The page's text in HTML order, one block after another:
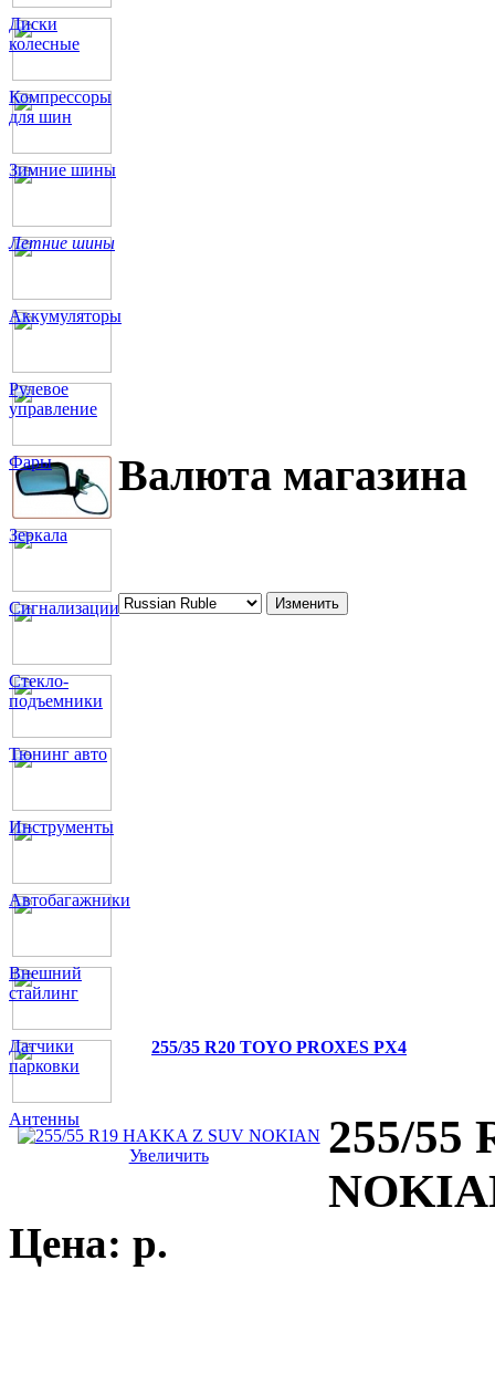
Диски
колесные
Компрессоры
для шин
Зимние шины
Летние шины
Аккумуляторы
Рулевое
управление
Фары
Зеркала
Сигнализации
Стекло-
подъемники
Тюнинг авто
Инструменты
Автобагажники
Внешний
стайлинг
Датчики
парковки
Антенны
Валюта магазина
255/35 R20 TOYO PROXES PX4
Увеличить
255/55
Цена: p.